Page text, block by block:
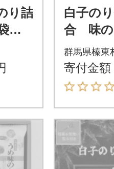
り詰
(8
袋
白子の
合 味の
5枚/焼
枚/焼の
枚
群馬県榛東
寄付金額